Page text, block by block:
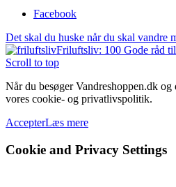
Facebook
Det skal du huske når du skal vandre
Friluftsliv: 100 Gode råd
Scroll to top
Når du besøger Vandreshoppen.dk og
vores cookie- og privatlivspolitik.
AccepterLæs mere
Cookie and Privacy Settings